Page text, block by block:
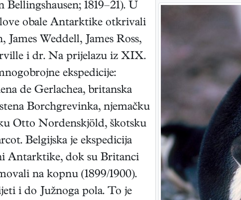
1819–21). U
obale Antarktike otkrivali
Weddell, James Ross,
i dr. Na prijelazu iz XIX.
ekspedicije:
de Gerlachea, britanska
Borchgrevinka, njemačku
Otto Nordenskjöld, škotsku
Belgijska je ekspedicija
Antarktike, dok su Britanci
na kopnu (1899/1900).
i do Južnoga pola. To je